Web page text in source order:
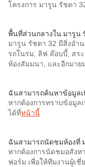
โครงการ มารูน รัชดา
พื้นที่ส่วนกลางใน มารูน
มารูน รัชดา 32 มีสิ่งอำ
รถในร่ม, ลิฟ ล๊อบบี้, สร
ห้องสัมมนา, และอีกมาย
ฉันสามารถค้นหาข้อมูลเ
หากต้องการทราบข้อมูล
ได้ที่หน้านี้
ฉันสามารถนัดชมห้องที่
หากต้องการนัดชมอสัง
ฟอร์ม เพื่อให้ทีมงานผู้เ